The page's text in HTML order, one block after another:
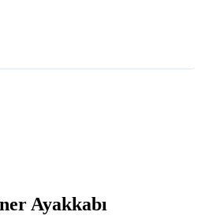
Ayakkabı